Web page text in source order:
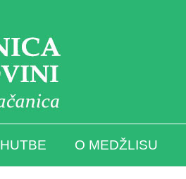
HUTBE O MEDŽLISU